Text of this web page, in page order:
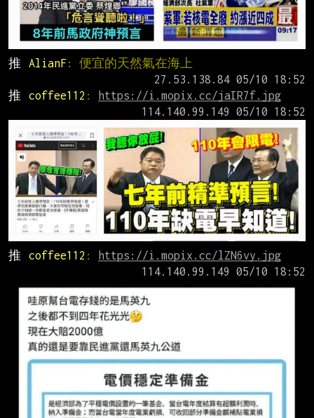
推 AlianF: 便宜的天然氣在海上
推
coffee112 :
https://i.mopix.cc/jaIR7f.jpg
推 coffee112 :
https://i.mopix.cc/lZN6vy.jpg